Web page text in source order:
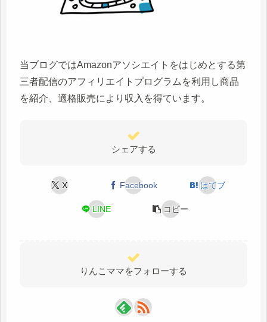
当ブログではAmazonアソシエイトをはじめとする第
三者配信のアフィリエイトプログラムを利用し商品
を紹介、適格販売により収入を得ています。
シェアする
X Facebook はてブ
LINE コピー
りんこママをフォローする